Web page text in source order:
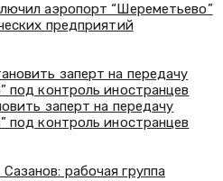
аэропорт “Шереметьево”
предприятий
заперт на передачу
под контроль иностранцев